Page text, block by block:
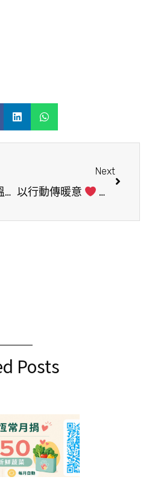
一面金旗，一份溫飽：讓愛延續整年｜香港生命力2025年度金旗認捐活動
Next
以行動傳暖意
Posts